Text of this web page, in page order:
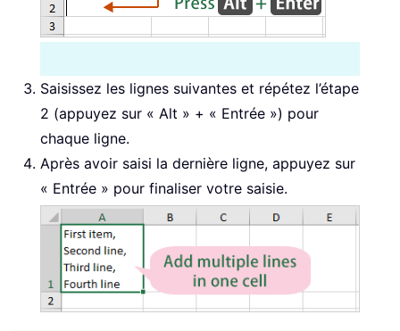
Saisissez les lignes suivantes et répétez l’étape
2 (appuyez sur « Alt » + « Entrée ») pour
chaque ligne.
Après avoir saisi la dernière ligne, appuyez sur
« Entrée » pour finaliser votre saisie.